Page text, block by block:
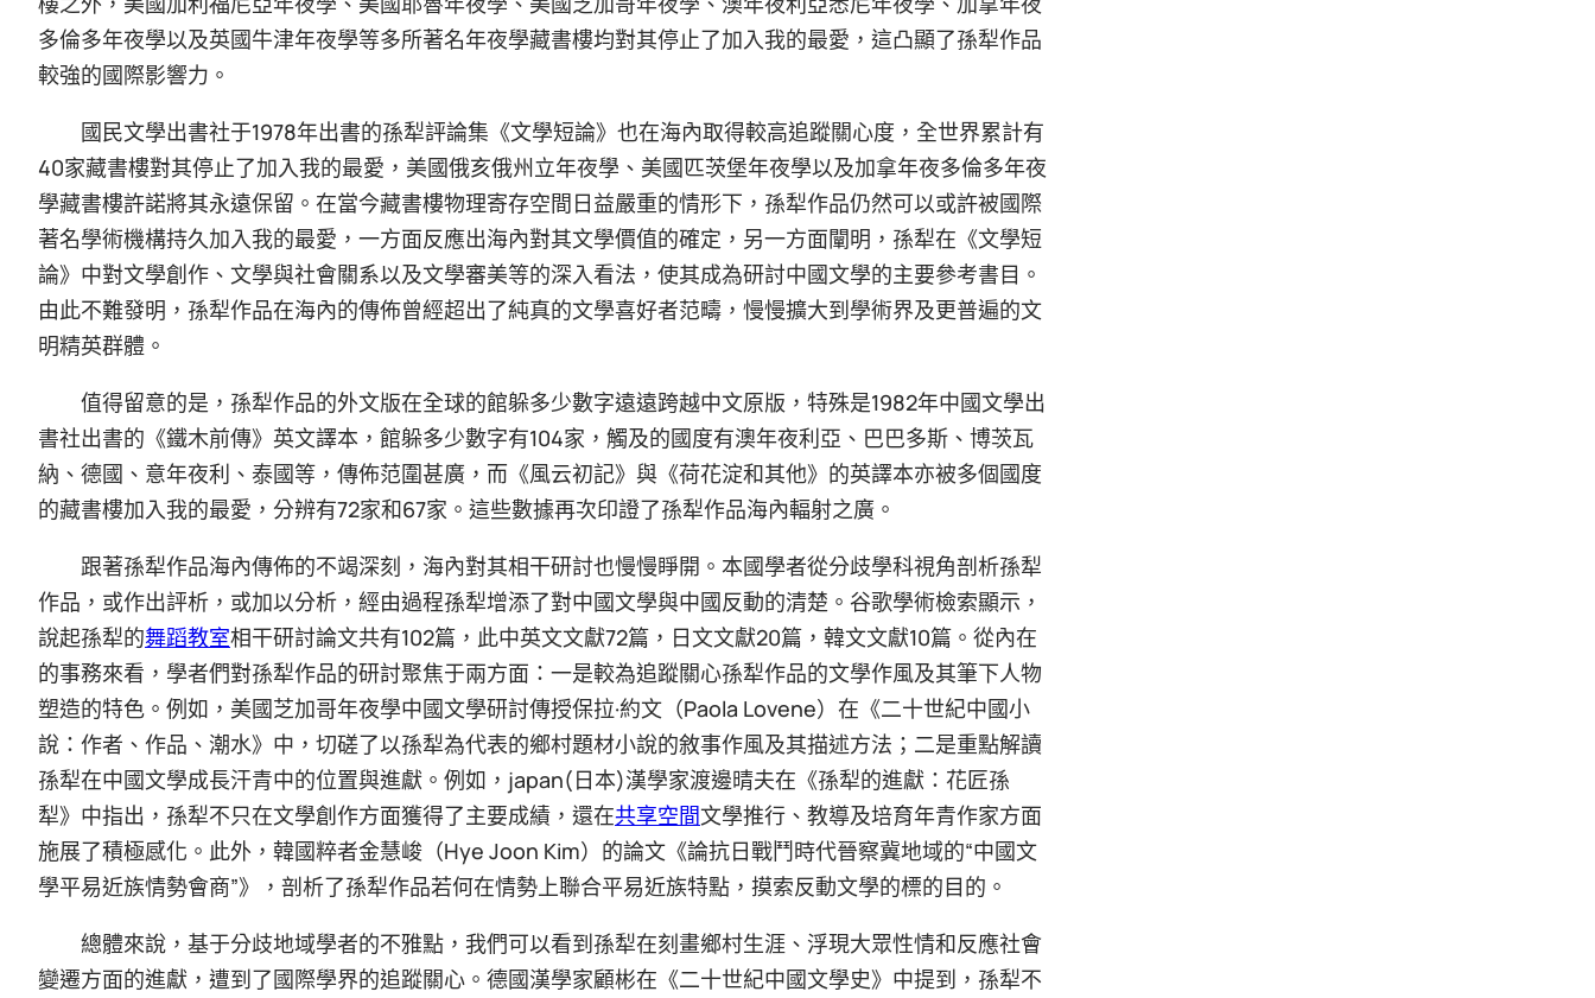
多倫多年夜學以及英國牛津年夜學等多所著名年夜學藏書樓均對其停止了加入我的最愛，這凸顯了孫犁作品
較強的國際影響力。
國民文學出書社于1978年出書的孫犁評論集《文學短論》也在海內取得較高追蹤關心度，全世界累計有
40家藏書樓對其停止了加入我的最愛，美國俄亥俄州立年夜學、美國匹茨堡年夜學以及加拿年夜多倫多年夜
學藏書樓許諾將其永遠保留。在當今藏書樓物理寄存空間日益嚴重的情形下，孫犁作品仍然可以或許被國際
著名學術機構持久加入我的最愛，一方面反應出海內對其文學價值的確定，另一方面闡明，孫犁在《文學短
論》中對文學創作、文學與社會關系以及文學審美等的深入看法，使其成為研討中國文學的主要參考書目。
由此不難發明，孫犁作品在海內的傳佈曾經超出了純真的文學喜好者范疇，慢慢擴大到學術界及更普遍的文
明精英群體。
值得留意的是，孫犁作品的外文版在全球的館躲多少數字遠遠跨越中文原版，特殊是1982年中國文學出
書社出書的《鐵木前傳》英文譯本，館躲多少數字有104家，觸及的國度有澳年夜利亞、巴巴多斯、博茨瓦
納、德國、意年夜利、泰國等，傳佈范圍甚廣，而《風云初記》與《荷花淀和其他》的英譯本亦被多個國度
的藏書樓加入我的最愛，分辨有72家和67家。這些數據再次印證了孫犁作品海內輻射之廣。
跟著孫犁作品海內傳佈的不竭深刻，海內對其相干研討也慢慢睜開。本國學者從分歧學科視角剖析孫犁
作品，或作出評析，或加以分析，經由過程孫犁增添了對中國文學與中國反動的清楚。谷歌學術檢索顯示，
說起孫犁的舞蹈教室相干研討論文共有102篇，此中英文文獻72篇，日文文獻20篇，韓文文獻10篇。從內在
的事務來看，學者們對孫犁作品的研討聚焦于兩方面：一是較為追蹤關心孫犁作品的文學作風及其筆下人物
塑造的特色。例如，美國芝加哥年夜學中國文學研討傳授保拉·約文（Paola Lovene）在《二十世紀中國小
說：作者、作品、潮水》中，切磋了以孫犁為代表的鄉村題材小說的敘事作風及其描述方法；二是重點解讀
孫犁在中國文學成長汗青中的位置與進獻。例如，japan(日本)漢學家渡邊晴夫在《孫犁的進獻：花匠孫
犁》中指出，孫犁不只在文學創作方面獲得了主要成績，還在共享空間文學推行、教導及培育年青作家方面
施展了積極感化。此外，韓國粹者金慧峻（Hye Joon Kim）的論文《論抗日戰鬥時代晉察冀地域的“中國文
學平易近族情勢會商”》，剖析了孫犁作品若何在情勢上聯合平易近族特點，摸索反動文學的標的目的。
總體來說，基于分歧地域學者的不雅點，我們可以看到孫犁在刻畫鄉村生涯、浮現大眾性情和反應社會
變遷方面的進獻，遭到了國際學界的追蹤關心。德國漢學家顧彬在《二十世紀中國文學史》中提到，孫犁不